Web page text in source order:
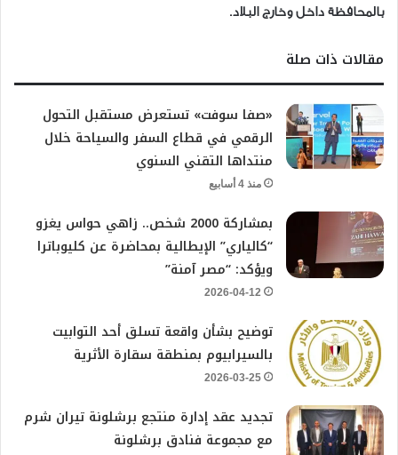
بالمحافظة داخل وخارج البلاد.
مقالات ذات صلة
«صفا سوفت» تستعرض مستقبل التحول
الرقمي في قطاع السفر والسياحة خلال
منتداها التقني السنوي
منذ 4 أسابيع
بمشاركة 2000 شخص.. زاهي حواس يغزو
“كالياري” الإيطالية بمحاضرة عن كليوباترا
ويؤكد: “مصر آمنة”
2026-04-12
توضيح بشأن واقعة تسلق أحد التوابيت
بالسيرابيوم بمنطقة سقارة الأثرية
2026-03-25
تجديد عقد إدارة منتجع برشلونة تيران شرم
مع مجموعة فنادق برشلونة